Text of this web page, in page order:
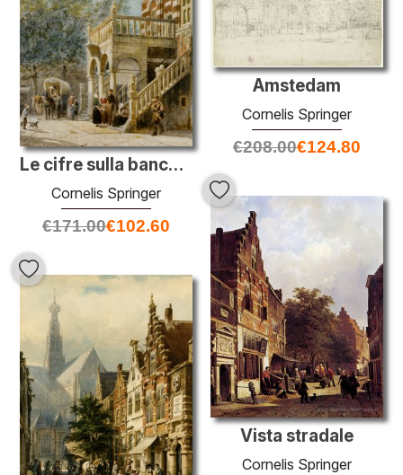
Le cifre sulla banca a Deventer
Cornelis Springer
€171.00€102.60
Amstedam
Cornelis Springer
€208.00€124.80
Vista stradale
Cornelis Springer